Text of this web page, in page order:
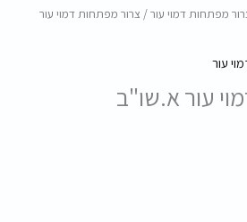
מפתחות דמוי עור/ צרור מפתחות דמוי עור
עור
עור א.שו"ב